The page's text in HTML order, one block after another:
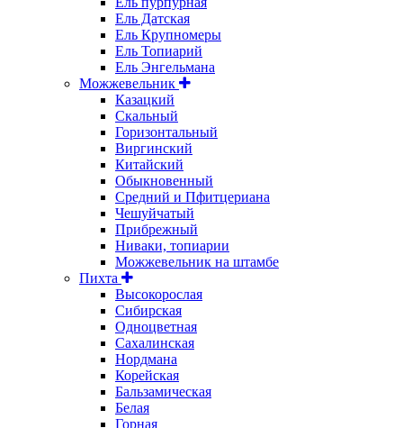
Ель Датская
Ель Крупномеры
Ель Топиарий
Ель Энгельмана
Можжевельник
Казацкий
Скальный
Горизонтальный
Виргинский
Китайский
Обыкновенный
Средний и Пфитцериана
Чешуйчатый
Прибрежный
Ниваки, топиарии
Можжевельник на штамбе
Пихта
Высокорослая
Сибирская
Одноцветная
Сахалинская
Нордмана
Корейская
Бальзамическая
Белая
Горная